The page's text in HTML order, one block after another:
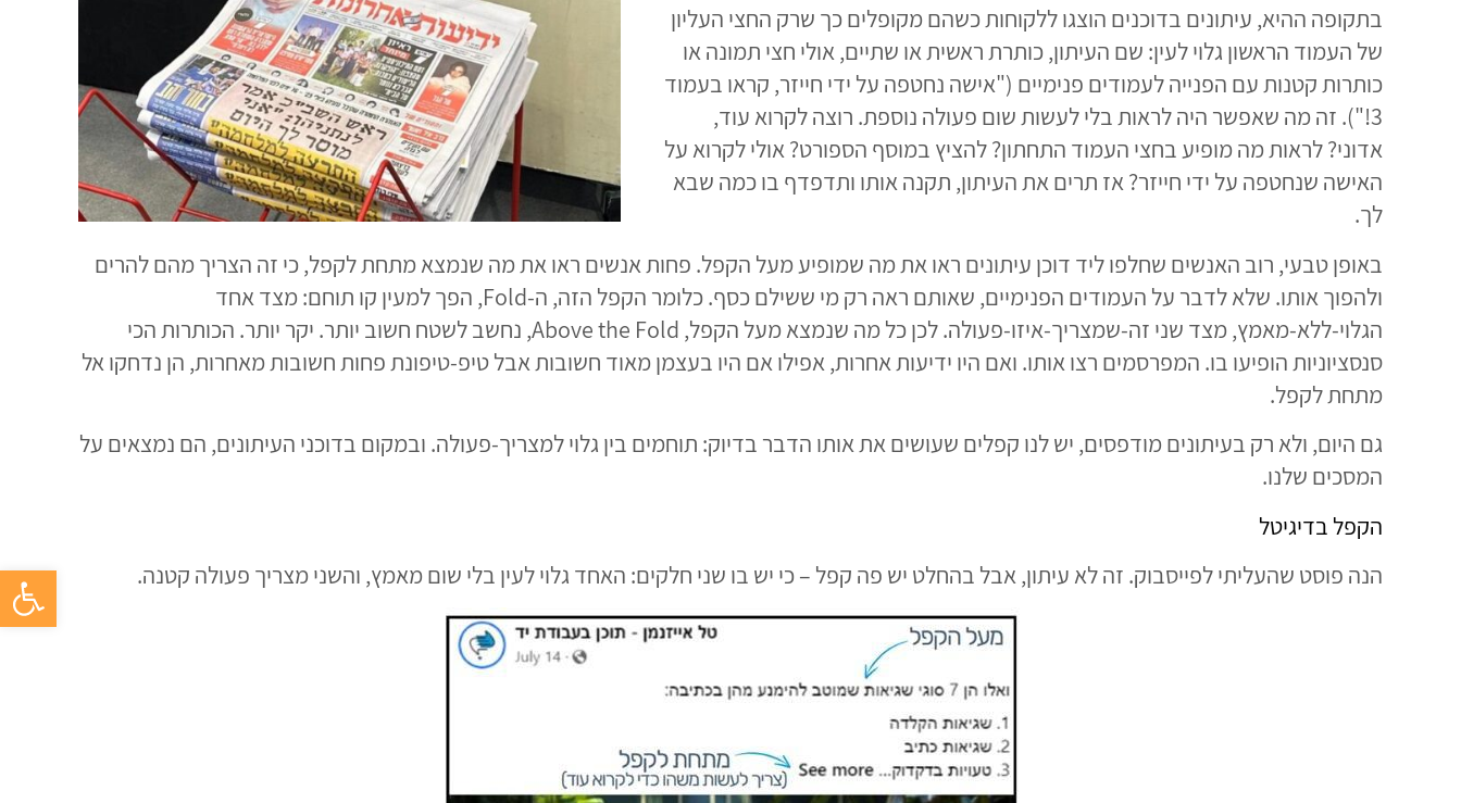
פתח
בתקופה ההיא, עיתונים בדוכנים הוצגו ללקוחות כשהם מקופלים כך שרק החצי העליון
של העמוד הראשון גלוי לעין: שם העיתון, כותרת ראשית או שתיים, אולי חצי תמונה או
כותרות קטנות עם הפנייה לעמודים פנימיים ("אישה נחטפה על ידי חייזר, קראו בעמוד
3!"). זה מה שאפשר היה לראות בלי לעשות שום פעולה נוספת. רוצה לקרוא עוד,
אדוני? לראות מה מופיע בחצי העמוד התחתון? להציץ במוסף הספורט? אולי לקרוא על
האישה שנחטפה על ידי חייזר? אז תרים את העיתון, תקנה אותו ותדפדף בו כמה שבא
לך.
באופן טבעי, רוב האנשים שחלפו ליד דוכן עיתונים ראו את מה שמופיע מעל הקפל. פחות אנשים ראו את מה שנמצא מתחת לקפל, כי זה הצריך מהם להרים
ולהפוך אותו. שלא לדבר על העמודים הפנימיים, שאותם ראה רק מי ששילם כסף. כלומר הקפל הזה, ה-Fold, הפך למעין קו תוחם: מצד אחד
הגלוי-ללא-מאמץ, מצד שני זה-שמצריך-איזו-פעולה. לכן כל מה שנמצא מעל הקפל, Above the Fold, נחשב לשטח חשוב יותר. יקר יותר. הכותרות הכי
סנסציוניות הופיעו בו. המפרסמים רצו אותו. ואם היו ידיעות אחרות, אפילו אם היו בעצמן מאוד חשובות אבל טיפ-טיפונת פחות חשובות מאחרות, הן נדחקו אל
מתחת לקפל.
גם היום, ולא רק בעיתונים מודפסים, יש לנו קפלים שעושים את אותו הדבר בדיוק: תוחמים בין גלוי למצריך-פעולה. ובמקום בדוכני העיתונים, הם נמצאים על
המסכים שלנו.
הקפל בדיגיטל
הנה פוסט שהעליתי לפייסבוק. זה לא עיתון, אבל בהחלט יש פה קפל – כי יש בו שני חלקים: האחד גלוי לעין בלי שום מאמץ, והשני מצריך פעולה קטנה.